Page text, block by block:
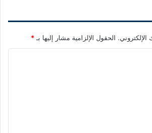
الحقول الإلزامية مشار إليها بـ *